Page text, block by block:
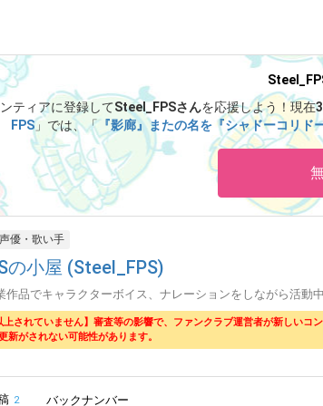
ティアに登録してSteel_FPSさんを応援しよう！ 現在
FPS」では、「『影廊』またの名を『シャドーコリド
声優・歌い手
の小屋 (Steel_FPS)
作品でキャラクターボイス、ナレーションをしながら活動
上されていません】審査等の影響で、ファンクラブ運営者が新しいコ
新がされない可能性があります。
2 バックナンバー